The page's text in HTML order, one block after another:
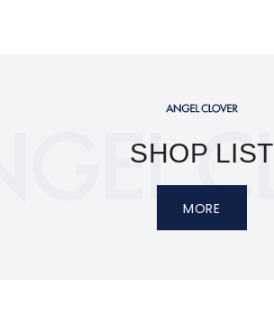
SHOP LIST
MORE